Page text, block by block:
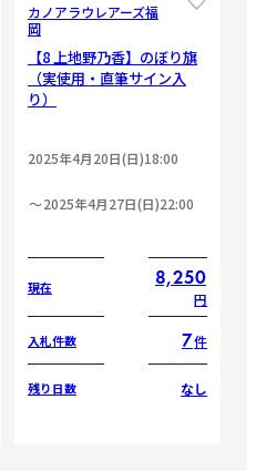
カノアラウレアーズ福
岡
【8 上地野乃香】のぼり旗
（実使用・直筆サイン入
り）
2025年4月20日(日)18:00
2025年4月27日(日)22:00
現在 8,250
円
入札件数 7件
残り日数 なし